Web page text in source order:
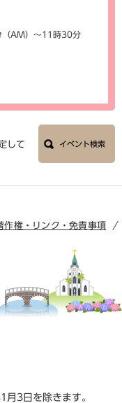
AM）～11時30分
して
イベント検索
作権・リンク・免責事項
3日を除きます。